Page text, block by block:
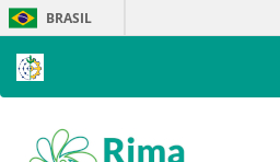
Skip
navigation
BRASIL